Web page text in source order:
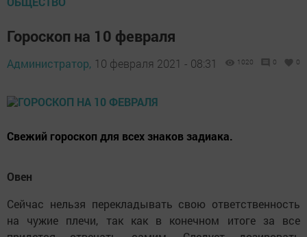
Гороскоп на 10 февраля
Администратор, 10 февраля 2021 - 08:31 1020 0 0
Свежий гороскоп для всех знаков задиака.
Овен
Сейчас нельзя перекладывать свою ответственность
на чужие плечи, так как в конечном итоге за все